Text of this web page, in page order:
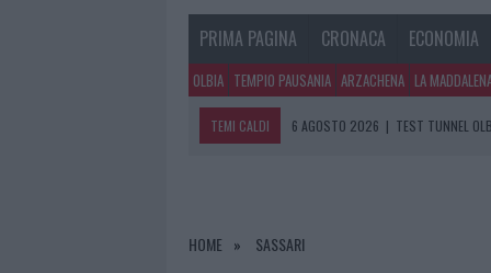
PRIMA PAGINA CRONACA ECONOMIA
OLBIA TEMPIO PAUSANIA ARZACHENA LA
TEMI CALDI 6 AGOSTO 2026 | TEST TUNNEL
6 AGOSTO 2026
HOME SASSARI